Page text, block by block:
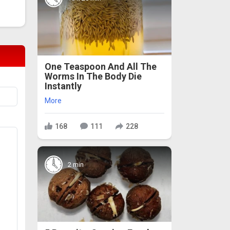
One Teaspoon And All The
Worms In The Body Die
Instantly
More
168 111 228
2 min